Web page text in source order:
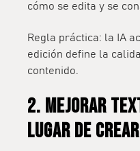
cómo se edita y se
Regla práctica: la IA
edición define la
contenido.
2. Mejorar
lugar de